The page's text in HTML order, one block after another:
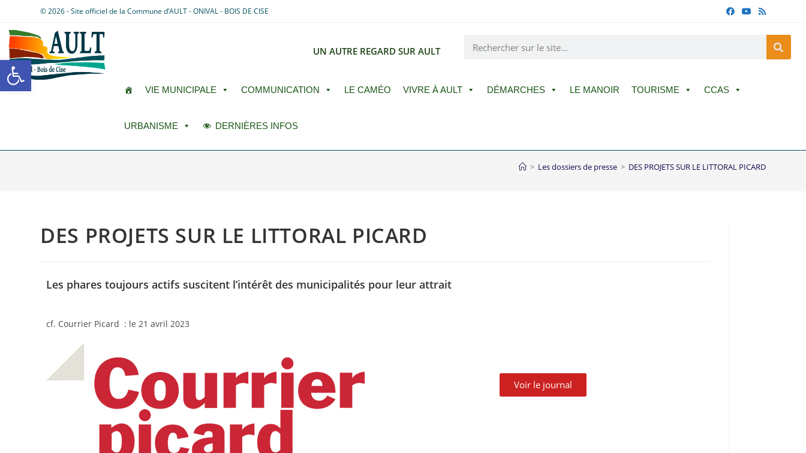
Ouvrir la barre d’outils
© 2026 - Site officiel de la Commune d’AULT - ONIVAL - BOIS DE CISE
UN AUTRE REGARD SUR AULT
VIE MUNICIPALE COMMUNICATION LE CAMÉO VIVRE À AULT DÉMARCHES LE MANOIR TOURISME CCAS
URBANISME DERNIÈRES INFOS
> Les dossiers de presse > DES PROJETS SUR LE LITTORAL PICARD
DES PROJETS SUR LE LITTORAL PICARD
Les phares toujours actifs suscitent l’intérêt des municipalités pour leur attrait
cf. Courrier Picard : le 21 avril 2023
Voir le journal